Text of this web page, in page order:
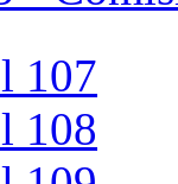
107
108